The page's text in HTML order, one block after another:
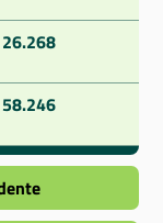
26.268
58.246